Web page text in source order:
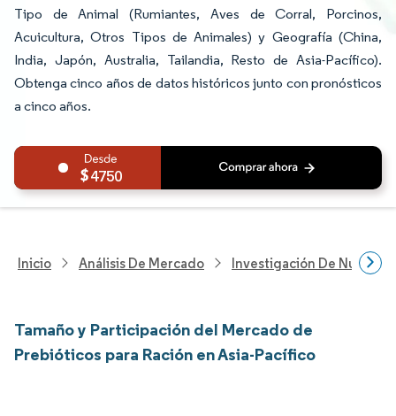
Tipo de Animal (Rumiantes, Aves de Corral, Porcinos,
Acuicultura, Otros Tipos de Animales) y Geografía (China,
India, Japón, Australia, Tailandia, Resto de Asia-Pacífico).
Obtenga cinco años de datos históricos junto con pronósticos
a cinco años.
4750
Inicio Análisis De Mercado Investigación De
Tamaño y Participación del Mercado de
Prebióticos para Ración en Asia-Pacífico